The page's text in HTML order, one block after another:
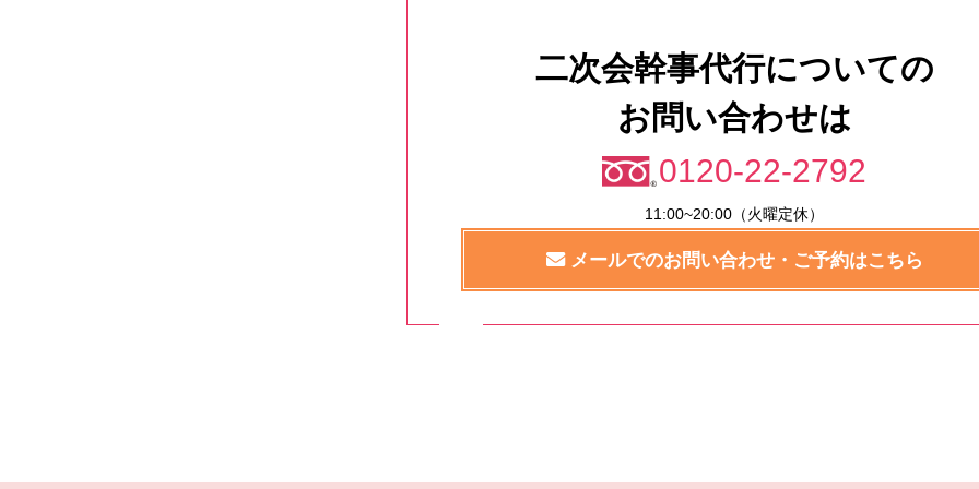
二次会幹事代行についての
お問い合わせは
0120-22-2792
11:00~20:00（火曜定休）
メールでのお問い合わせ・ご予約はこちら